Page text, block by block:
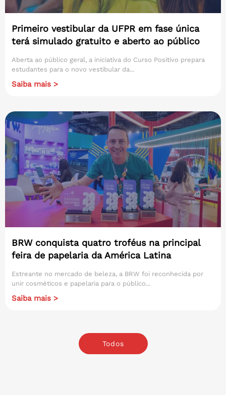
Primeiro vestibular da UFPR em fase única
terá simulado gratuito e aberto ao público
Aberta ao público geral, a iniciativa do Curso Positivo prepara
estudantes para o novo vestibular da...
Saiba mais >
BRW conquista quatro troféus na principal
feira de papelaria da América Latina
Estreante no mercado de beleza, a BRW foi reconhecida por
unir cosméticos e papelaria para o público...
Saiba mais >
Todos